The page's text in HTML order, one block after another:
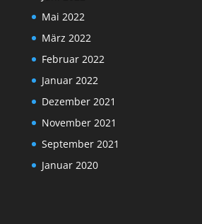
Mai 2022
März 2022
Februar 2022
Januar 2022
Dezember 2021
November 2021
September 2021
Januar 2020